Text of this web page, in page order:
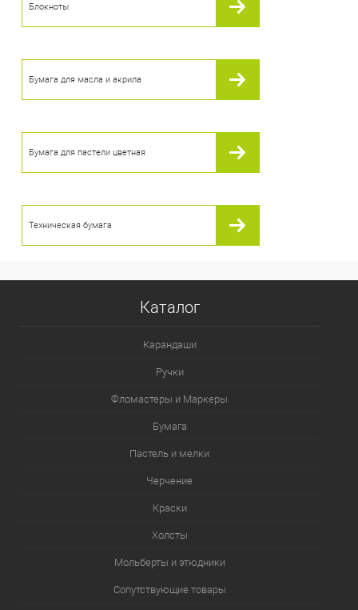
В наличии
Блокноты
Бумага для масла и акрила
Бумага для пастели цветная
Техническая бумага
Каталог
Карандаши
Ручки
Фломастеры и Маркеры
Бумага
Пастель и мелки
Черчение
Краски
Холсты
Мольберты и этюдники
Сопутствующие товары